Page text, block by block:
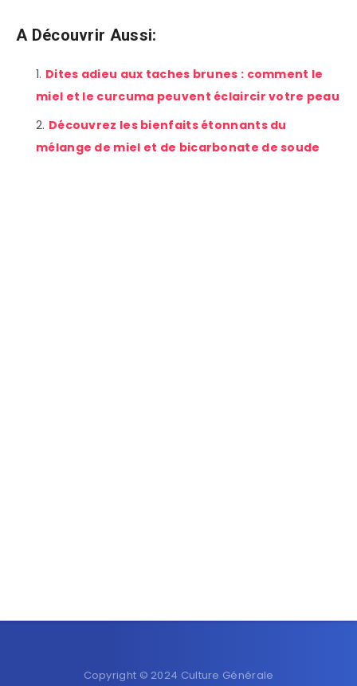
A Découvrir Aussi:
Dites adieu aux taches brunes : comment le
miel et le curcuma peuvent éclaircir votre peau
Découvrez les bienfaits étonnants du
mélange de miel et de bicarbonate de soude
Copyright © 2024 Culture Générale